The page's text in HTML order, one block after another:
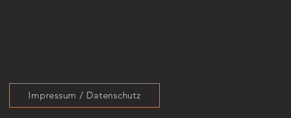
Impressum / Datenschutz